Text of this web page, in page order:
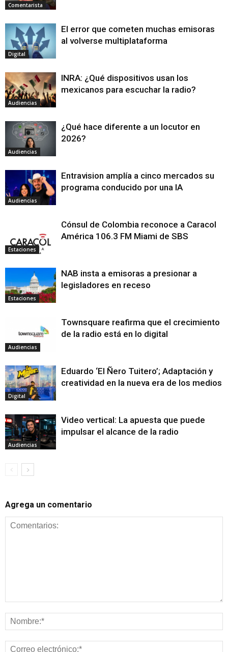
Comentarista
Digital
El error que cometen muchas emisoras
al volverse multiplataforma
Audiencias
INRA: ¿Qué dispositivos usan los
mexicanos para escuchar la radio?
Audiencias
¿Qué hace diferente a un locutor en
2026?
Audiencias
Entravision amplía a cinco mercados su
programa conducido por una IA
Estaciones
Cónsul de Colombia reconoce a Caracol
América 106.3 FM Miami de SBS
Estaciones
NAB insta a emisoras a presionar a
legisladores en receso
Audiencias
Townsquare reafirma que el crecimiento
de la radio está en lo digital
Digital
Eduardo ‘El Ñero Tuitero’; Adaptación y
creatividad en la nueva era de los medios
Audiencias
Video vertical: La apuesta que puede
impulsar el alcance de la radio
Agrega un comentario